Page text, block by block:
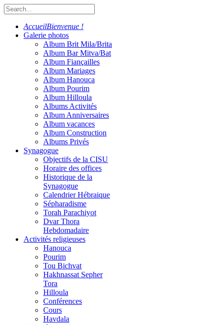
AccueilBienvenue !
Galerie photos
Album Brit Mila/Brita
Album Bar Mitva/Bat
Album Fiançailles
Album Mariages
Album Hanouca
Album Pourim
Album Hilloula
Albums Activités
Album Anniversaires
Album vacances
Album Construction
Albums Privés
Synagogue
Objectifs de la CISU
Horaire des offices
Historique de la
Synagogue
Calendrier Hébraique
Sépharadisme
Torah Parachiyot
Dvar Thora
Hebdomadaire
Activités religieuses
Hanouca
Pourim
Tou Bichvat
Hakhnassat Sepher
Tora
Hilloula
Conférences
Cours
Havdala